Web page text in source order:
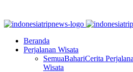
Beranda
Perjalanan Wisata
SemuaBahariCerita
Wisata